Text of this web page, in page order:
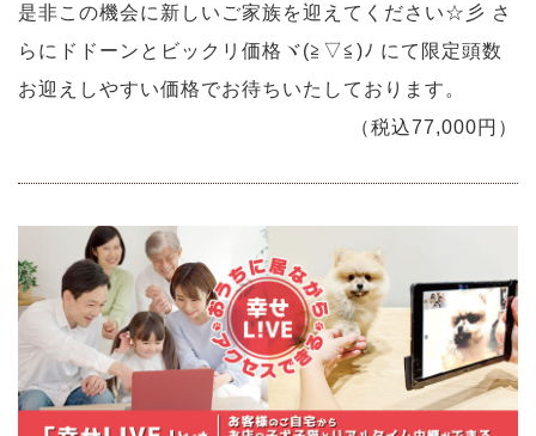
是非この機会に新しいご家族を迎えてください☆彡 さ
らにドドーンとビックリ価格ヾ(≧▽≦)ﾉ にて限定頭数
お迎えしやすい価格でお待ちいたしております。
（税込77,000円）